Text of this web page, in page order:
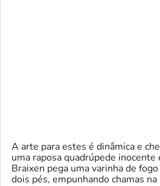
A arte para estes é dinâmica e
uma raposa quadrúpede inocente
Braixen pega uma varinha de
dois pés, empunhando chamas